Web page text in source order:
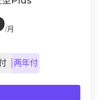
/月
两年付